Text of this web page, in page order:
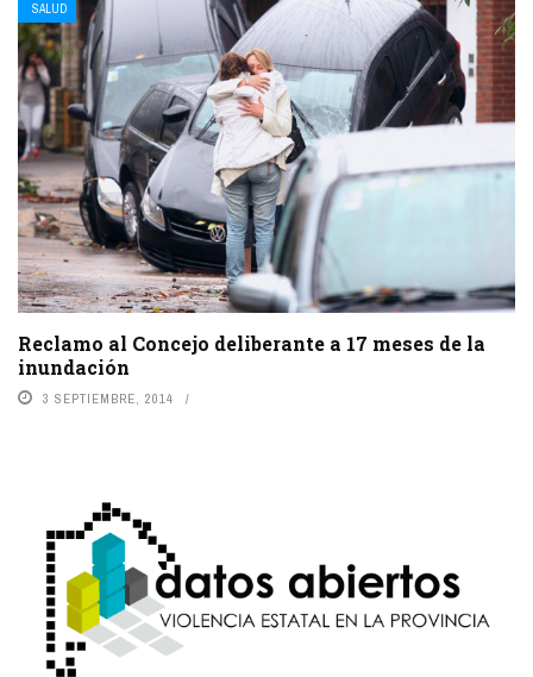
SALUD
Reclamo al Concejo deliberante a 17 meses de la
inundación
3 SEPTIEMBRE, 2014